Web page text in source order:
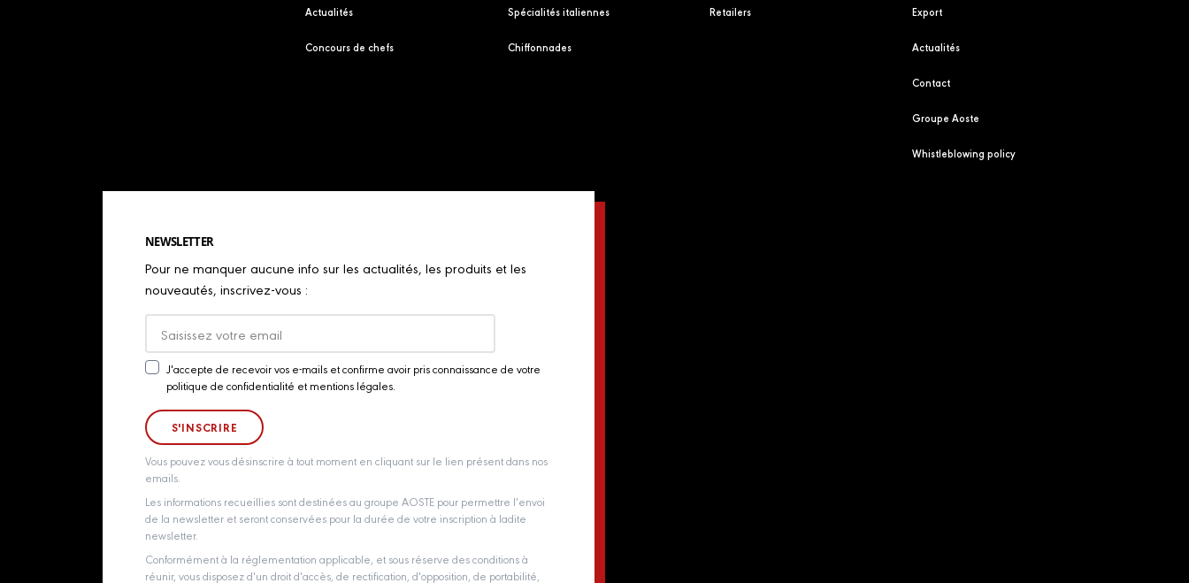
Actualités
Concours de chefs
Spécialités italiennes
Chiffonnades
Retailers Export
Actualités
Contact
Groupe Aoste
Whistleblowing policy
NEWSLETTER
Pour ne manquer aucune info sur les actualités, les produits et les
nouveautés, inscrivez-vous :
Newsletter
J'accepte de recevoir vos e-mails et confirme avoir pris connaissance de votre
politique de confidentialité et mentions légales.
Vous pouvez vous désinscrire à tout moment en cliquant sur le lien présent dans nos
emails.
Les informations recueillies sont destinées au groupe AOSTE pour permettre l'envoi
de la newsletter et seront conservées pour la durée de votre inscription à ladite
newsletter.
Conformément à la réglementation applicable, et sous réserve des conditions à
réunir, vous disposez d'un droit d'accès, de rectification, d'opposition, de portabilité,